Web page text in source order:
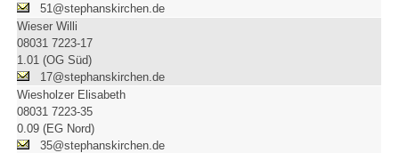
51@stephanskirchen.de
Wieser Willi
08031 7223-17
1.01 (OG Süd)
17@stephanskirchen.de
Wiesholzer Elisabeth
08031 7223-35
0.09 (EG Nord)
35@stephanskirchen.de